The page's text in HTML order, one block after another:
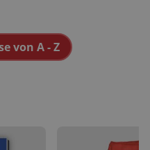
von A - Z